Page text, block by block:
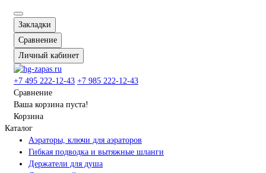
Закладки
Сравнение
Личный кабинет
+7 495 222-12-43 +7 985 222-12-43
Сравнение
Ваша корзина пуста!
Корзина
Каталог
Аэраторы, ключи для аэраторов
Гибкая подводка и вытяжные шланги
Держатели для душа